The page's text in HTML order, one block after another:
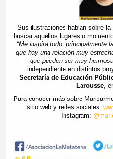
Sus ilustraciones hablan sobre
buscar aquellos lugares o
“Me inspira todo, principalmente
que hay una relación muy
que pueden ser muy
independiente en distintos
Secretaría de Educación
Larousse,
Para conocer más sobre
sitio web y redes sociales:
Instagram: